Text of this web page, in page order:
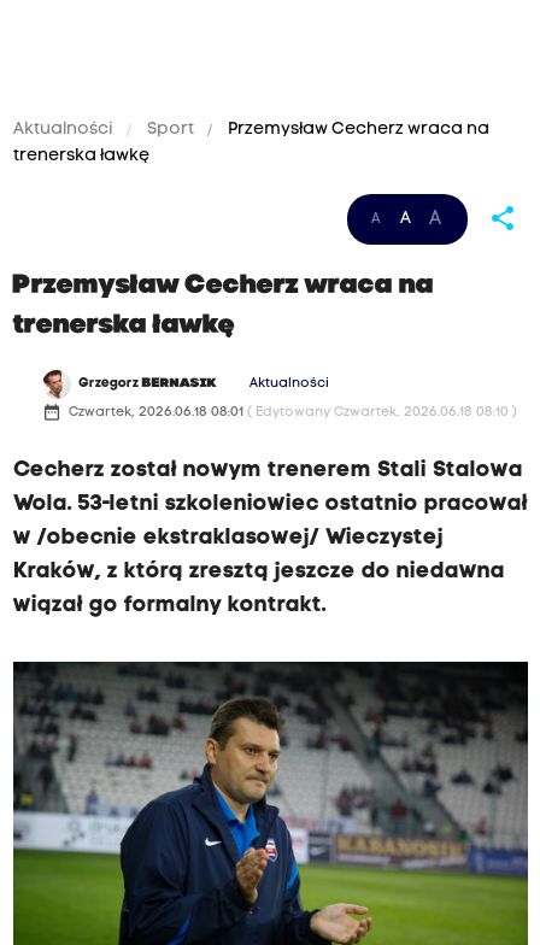
Aktualności Sport
Przemysław Cecherz wraca na
trenerska ławkę
A A A share
Przemysław Cecherz wraca na
trenerska ławkę
Grzegorz BERNASIK Aktualności
date_range Czwartek, 2026.06.18 08:01 ( Edytowany Czwartek, 2026.06.18 08:10 )
Cecherz został nowym trenerem Stali Stalowa
Wola. 53-letni szkoleniowiec ostatnio pracował
w /obecnie ekstraklasowej/ Wieczystej
Kraków, z którą zresztą jeszcze do niedawna
wiązał go formalny kontrakt.